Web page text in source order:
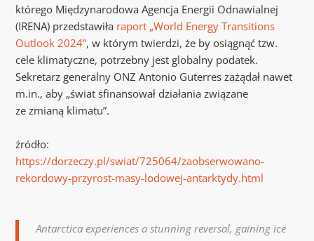
którego Międzynarodowa Agencja Energii Odnawialnej
(IRENA) przedstawiła raport „World Energy Transitions
Outlook 2024”, w którym twierdzi, że by osiągnąć tzw.
cele klimatyczne, potrzebny jest globalny podatek.
Sekretarz generalny ONZ Antonio Guterres zażądał nawet
m.in., aby „świat sfinansował działania związane
ze zmianą klimatu”.
źródło:
https://dorzeczy.pl/swiat/725064/zaobserwowano-
rekordowy-przyrost-masy-lodowej-antarktydy.html
Antarctica experiences a stunning reversal, gaining ice